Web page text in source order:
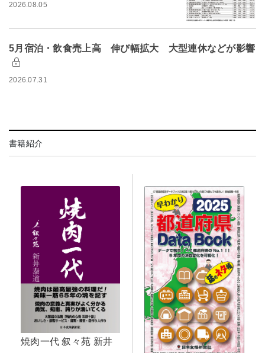
2026.08.05
5月宿泊・飲食売上高 伸び幅拡大 大型連休などが影響
2026.07.31
書籍紹介
焼肉一代 叙々苑 新井